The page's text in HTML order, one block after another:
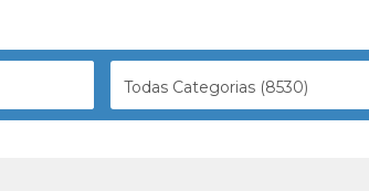
Todas Categorias (8530)